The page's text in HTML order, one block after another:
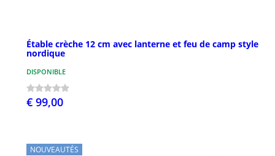
Étable crèche 12 cm avec lanterne et feu de camp style
nordique
DISPONIBLE
€ 99,00
NOUVEAUTÉS